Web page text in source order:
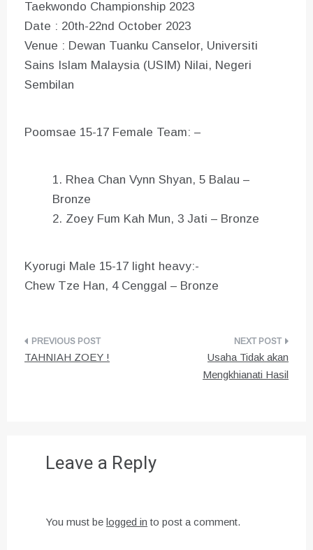
Taekwondo Championship 2023
Date : 20th-22nd October 2023
Venue : Dewan Tuanku Canselor, Universiti
Sains Islam Malaysia (USIM) Nilai, Negeri
Sembilan
Poomsae 15-17 Female Team: –
Rhea Chan Vynn Shyan, 5 Balau –
Bronze
Zoey Fum Kah Mun, 3 Jati – Bronze
Kyorugi Male 15-17 light heavy:-
Chew Tze Han, 4 Cenggal – Bronze
Post
TAHNIAH ZOEY !
Usaha Tidak akan
Mengkhianati Hasil
Leave a Reply
You must be logged in to post a comment.